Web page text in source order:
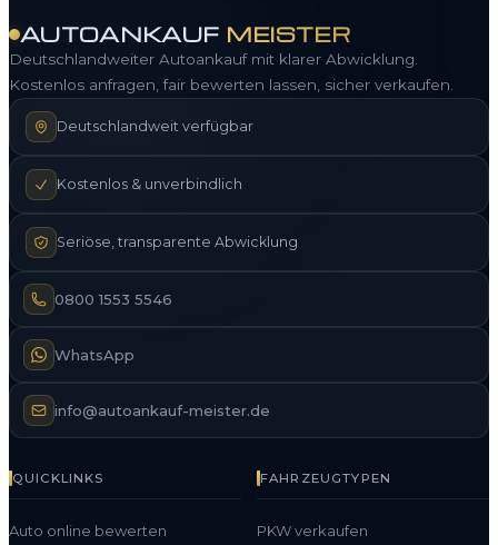
AUTOANKAUF MEISTER
Deutschlandweiter Autoankauf mit klarer Abwicklung.
Kostenlos anfragen, fair bewerten lassen, sicher verkaufen.
Deutschlandweit verfügbar
Kostenlos & unverbindlich
Seriöse, transparente Abwicklung
0800 1553 5546
WhatsApp
info@autoankauf-meister.de
QUICKLINKS
Auto online bewerten
FAHRZEUGTYPEN
PKW verkaufen